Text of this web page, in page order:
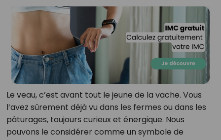
Le veau, c’est avant tout le jeune de la vache. Vous
l’avez sûrement déjà vu dans les fermes ou dans les
pâturages, toujours curieux et énergique. Nous
pouvons le considérer comme un symbole de